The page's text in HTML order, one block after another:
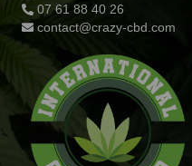
07 61 88 40 26
contact@crazy-cbd.com